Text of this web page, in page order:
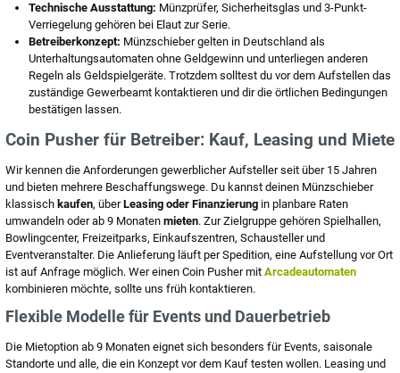
Technische Ausstattung: Münzprüfer, Sicherheitsglas und 3-Punkt-
Verriegelung gehören bei Elaut zur Serie.
Betreiberkonzept: Münzschieber gelten in Deutschland als
Unterhaltungsautomaten ohne Geldgewinn und unterliegen anderen
Regeln als Geldspielgeräte. Trotzdem solltest du vor dem Aufstellen das
zuständige Gewerbeamt kontaktieren und dir die örtlichen Bedingungen
bestätigen lassen.
Coin Pusher für Betreiber: Kauf, Leasing und Miete
Wir kennen die Anforderungen gewerblicher Aufsteller seit über 15 Jahren
und bieten mehrere Beschaffungswege. Du kannst deinen Münzschieber
klassisch kaufen, überLeasing oder Finanzierung in planbare Raten
umwandeln oder ab 9 Monaten mieten. Zur Zielgruppe gehören Spielhallen,
Bowlingcenter, Freizeitparks, Einkaufszentren, Schausteller und
Eventveranstalter. Die Anlieferung läuft per Spedition, eine Aufstellung vor Ort
ist auf Anfrage möglich. Wer einen Coin Pusher mit Arcadeautomaten
kombinieren möchte, sollte uns früh kontaktieren.
Flexible Modelle für Events und Dauerbetrieb
Die Mietoption ab 9 Monaten eignet sich besonders für Events, saisonale
Standorte und alle, die ein Konzept vor dem Kauf testen wollen. Leasing und